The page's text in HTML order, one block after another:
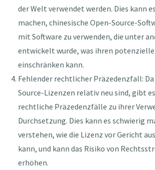
der Welt verwendet werden. Dies kann
machen, chinesische Open-Source-
mit Software zu verwenden, die unter
entwickelt wurde, was ihren
einschränken kann.
Fehlender rechtlicher Präzedenzfall:
Source-Lizenzen relativ neu sind, gibt
rechtliche Präzedenzfälle zu ihrer
Durchsetzung. Dies kann es schwierig
verstehen, wie die Lizenz vor Gericht
kann, und kann das Risiko von
erhöhen.